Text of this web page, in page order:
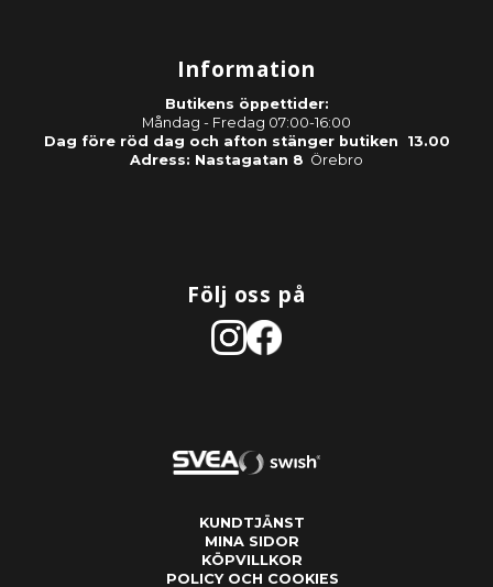
Information
Butikens öppettider:
Måndag - Fredag 07:00-16:00
Dag före röd dag och afton stänger butiken 13.00
Adress: Nastagatan 8 Örebro
Följ oss på
KUNDTJÄNST
MINA SIDOR
KÖPVILLKOR
POLICY OCH COOKIES